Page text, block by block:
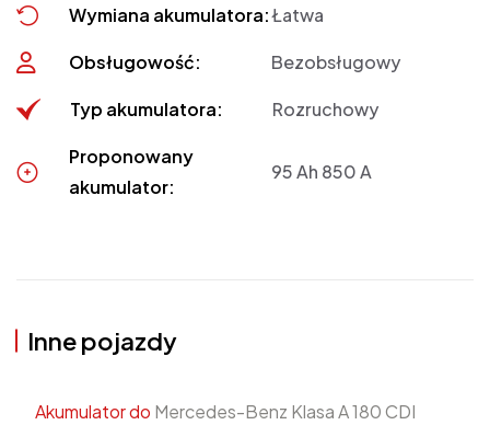
Wymiana akumulatora:Łatwa
Obsługowość: Bezobsługowy
Typ akumulatora: Rozruchowy
Proponowany
akumulator:
95 Ah 850 A
Inne pojazdy
Akumulator do Mercedes-Benz Klasa A 180 CDI